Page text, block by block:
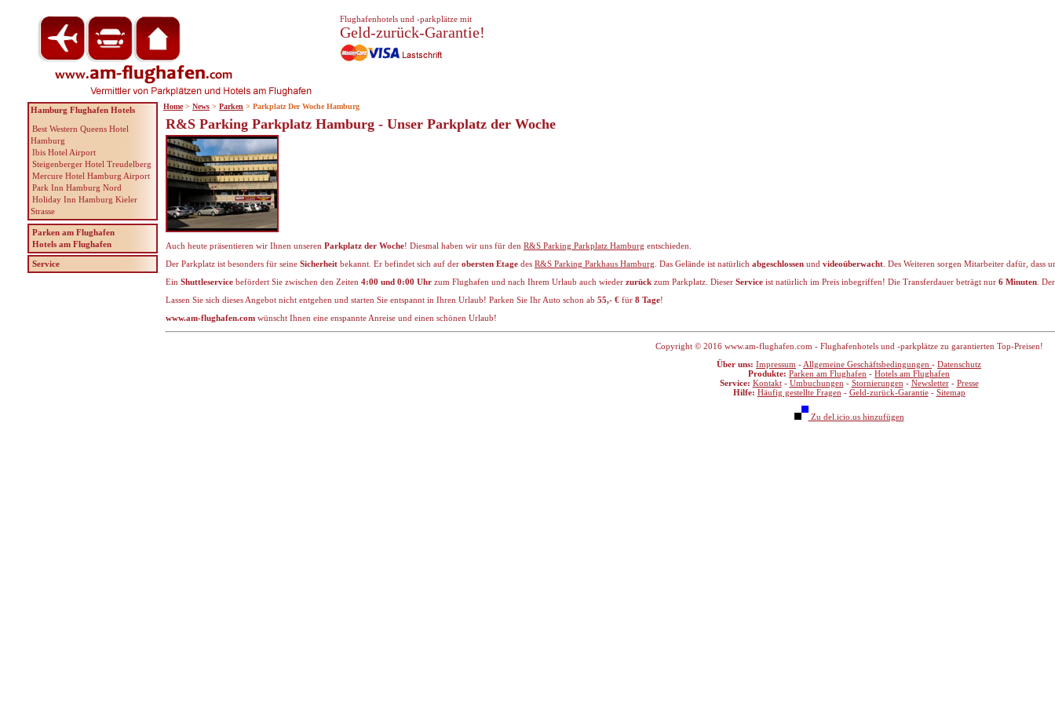
R&S Parking Parkplatz Hamburg - Unser Parkplatz der Woche
Auch heute präsentieren wir Ihnen unseren Parkplatz der Woche! Diesmal haben wir uns für den R&S Parking Parkplatz Hamburg entschieden.
Der Parkplatz ist besonders für seine Sicherheit bekannt. Er befindet sich auf der obersten Etage des R&S Parking Parkhaus Hamburg . Das Gelände ist natürlich abgeschlossen und videoüberwacht . Des Weiteren sorgen Mitarbeiter dafür, dass
Ein Shuttleservice befördert Sie zwischen den Zeiten 4:00 und 0:00 Uhr zum Flughafen und nach Ihrem Urlaub auch wieder zurück zum Parkplatz. Dieser Service ist natürlich im Preis inbegriffen! Die Transferdauer beträgt nur 6 Minuten .
Lassen Sie sich dieses Angebot nicht entgehen und starten Sie entspannt in Ihren Urlaub! Parken Sie Ihr Auto schon ab 55,- € für 8 Tage!
www.am-flughafen.com wünscht Ihnen eine enspannte Anreise und einen schönen Urlaub!
Copyright © 2016 www.am-flughafen.com - Flughafenhotels und -parkplätze zu garantierten Top-Preisen!
Über uns: Impressum - Allgemeine Geschäftsbedingungen - Datenschutz
Produkte: Parken am Flughafen - Hotels am Flughafen
Service: Kontakt- Umbuchungen - Stornierungen - Newsletter- Presse
Hilfe: Häufig gestellte Fragen - Geld-zurück-Garantie- Sitemap
Zu del.icio.us hinzufügen
Hamburg Flughafen Hotels
Best Western Queens Hotel
Hamburg
Ibis Hotel Airport
Steigenberger Hotel Treudelberg
Mercure Hotel Hamburg Airport
Park Inn Hamburg Nord
Holiday Inn Hamburg Kieler
Strasse
Parken am Flughafen
Hotels am Flughafen
Service
Flughafenhotels und -parkplätze mit
Geld-zurück-Garantie!
Home > News > Parken > Parkplatz Der Woche Hamburg